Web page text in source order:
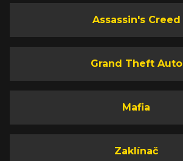
Assassin's Creed
Grand Theft Auto
Mafia
Zaklínač